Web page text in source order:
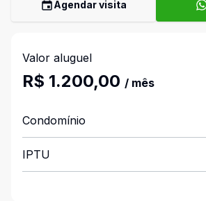
Agendar visita
Valor aluguel
R$ 1.200,00 / mês
Condomínio
IPTU